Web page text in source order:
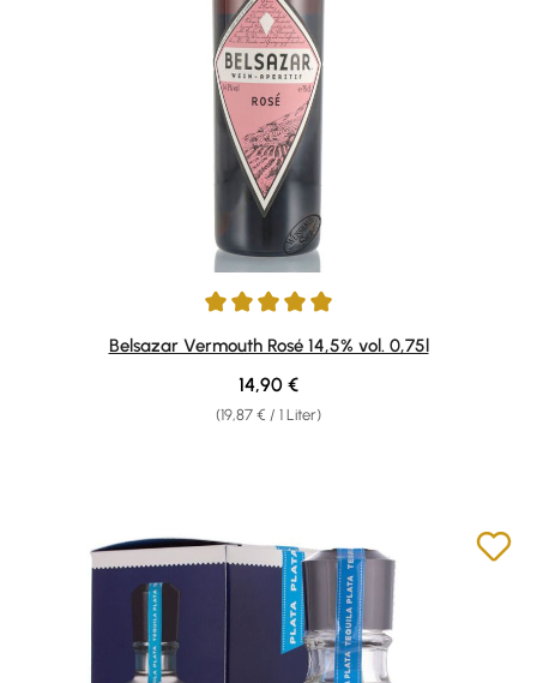
Durchschnittliche Bewertung von 5 von 5 Sternen
Belsazar Vermouth Rosé 14,5% vol. 0,75l
(19,87 € / 1 Liter)
Regulärer Preis:
14,90 €